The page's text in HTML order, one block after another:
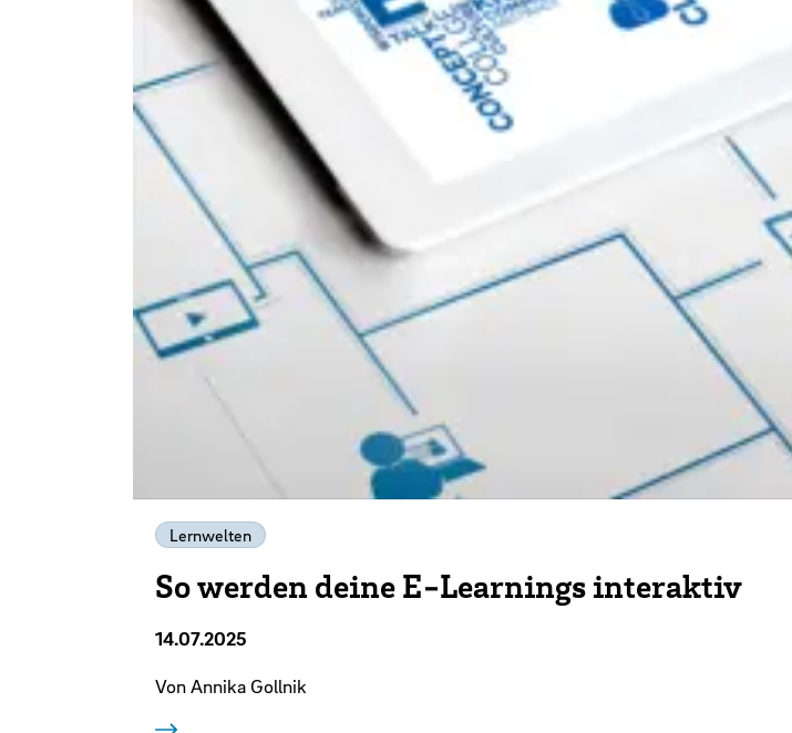
Lernwelten
So werden deine E-Learnings interaktiv
14.07.2025
Von Annika Gollnik